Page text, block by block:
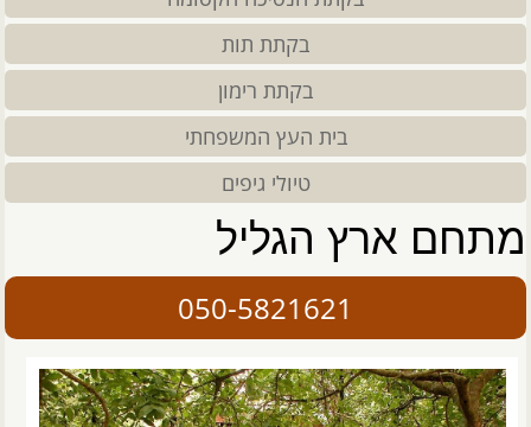
בקתת תות
בקתת רימון
בית העץ המשפחתי
טיולי גיפים
מתחם ארץ הגליל
050-5821621